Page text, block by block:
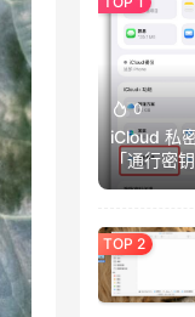
0
iCloud 私
「通行密
实IP